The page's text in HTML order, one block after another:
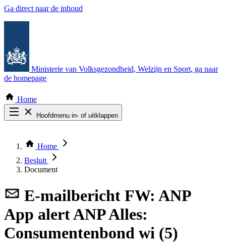
Ga direct naar de inhoud
Ministerie van Volksgezondheid, Welzijn en Sport, ga naar
de homepage
Home
Hoofdmenu in- of uitklappen
Thema COVID-19
Bekijk per bestuursorgaan
Home
Besluit
Document
E-mailbericht FW: ANP
App alert ANP Alles:
Consumentenbond wi (5)